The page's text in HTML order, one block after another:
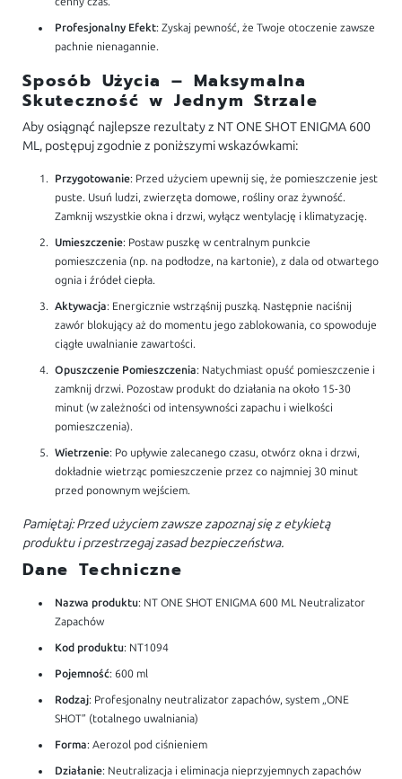
Profesjonalny Efekt: Zyskaj pewność, że Twoje otoczenie zawsze
pachnie nienagannie.
Sposób Użycia – Maksymalna
Skuteczność w Jednym Strzale
Aby osiągnąć najlepsze rezultaty z NT ONE SHOT ENIGMA 600
ML, postępuj zgodnie z poniższymi wskazówkami:
Przygotowanie: Przed użyciem upewnij się, że pomieszczenie jest
puste. Usuń ludzi, zwierzęta domowe, rośliny oraz żywność.
Zamknij wszystkie okna i drzwi, wyłącz wentylację i klimatyzację.
Umieszczenie: Postaw puszkę w centralnym punkcie
pomieszczenia (np. na podłodze, na kartonie), z dala od otwartego
ognia i źródeł ciepła.
Aktywacja: Energicznie wstrząśnij puszką. Następnie naciśnij
zawór blokujący aż do momentu jego zablokowania, co spowoduje
ciągłe uwalnianie zawartości.
Opuszczenie Pomieszczenia: Natychmiast opuść pomieszczenie i
zamknij drzwi. Pozostaw produkt do działania na około 15-30
minut (w zależności od intensywności zapachu i wielkości
pomieszczenia).
Wietrzenie: Po upływie zalecanego czasu, otwórz okna i drzwi,
dokładnie wietrząc pomieszczenie przez co najmniej 30 minut
przed ponownym wejściem.
Pamiętaj: Przed użyciem zawsze zapoznaj się z etykietą
produktu i przestrzegaj zasad bezpieczeństwa.
Dane Techniczne
Nazwa produktu: NT ONE SHOT ENIGMA 600 ML Neutralizator
Zapachów
Kod produktu: NT1094
Pojemność: 600 ml
Rodzaj: Profesjonalny neutralizator zapachów, system „ONE
SHOT” (totalnego uwalniania)
Forma: Aerozol pod ciśnieniem
Działanie: Neutralizacja i eliminacja nieprzyjemnych zapachów